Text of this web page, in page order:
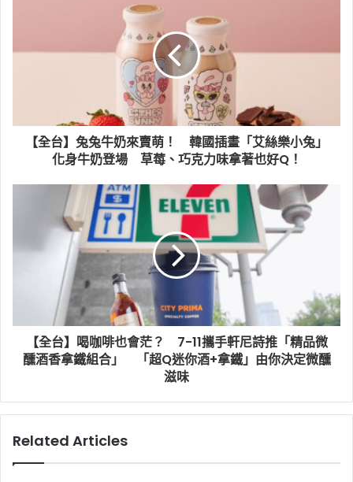
【全台】兔兔牛奶來賣萌！ 韓國插畫「艾絲樂小兔」
化身牛奶登場 草莓、巧克力味拿著也好Q！
【全台】喝咖啡也會茫？ 7-11攜手軒尼詩推「精品微
醺酒香拿鐵組合」 「超Q迷你酒+拿鐵」由你決定微醺
滋味
Related Articles